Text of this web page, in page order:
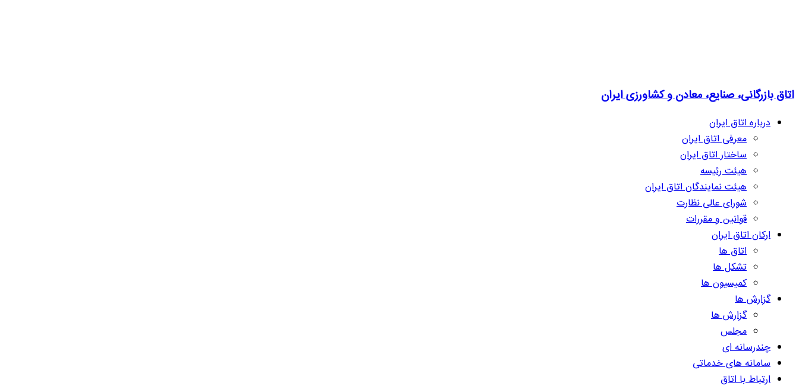
اتاق بازرگانی، صنایع، معادن و کشاورزی ایران
درباره اتاق ایران
معرفی اتاق ایران
ساختار اتاق ایران
هیئت رئیسه
هیئت نمایندگان اتاق ایران
شورای عالی نظارت
قوانین و مقررات
ارکان اتاق ایران
اتاق ها
تشکل ها
کمیسیون ها
گزارش ها
گزارش ها
مجلس
چندرسانه ای
سامانه های خدماتی
ارتباط با اتاق